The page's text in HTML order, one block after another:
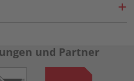
und Partner